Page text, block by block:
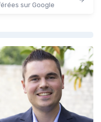
sur Google